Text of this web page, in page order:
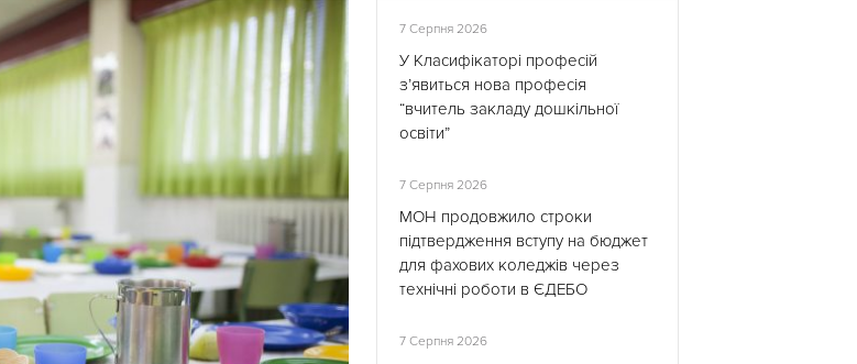
7 Серпня 2026
У Класифікаторі професій
з’явиться нова професія
“вчитель закладу дошкільної
освіти”
7 Серпня 2026
МОН продовжило строки
підтвердження вступу на бюджет
для фахових коледжів через
технічні роботи в ЄДЕБО
7 Серпня 2026